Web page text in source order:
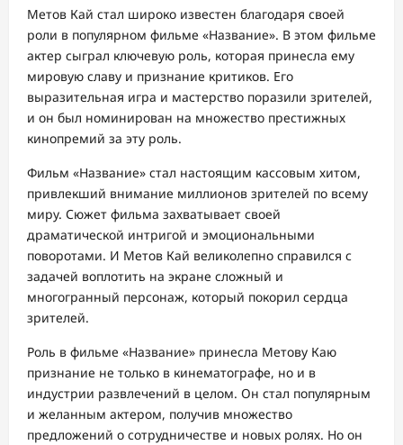
Метов Кай стал широко известен благодаря своей
роли в популярном фильме «Название». В этом фильме
актер сыграл ключевую роль, которая принесла ему
мировую славу и признание критиков. Его
выразительная игра и мастерство поразили зрителей,
и он был номинирован на множество престижных
кинопремий за эту роль.
Фильм «Название» стал настоящим кассовым хитом,
привлекший внимание миллионов зрителей по всему
миру. Сюжет фильма захватывает своей
драматической интригой и эмоциональными
поворотами. И Метов Кай великолепно справился с
задачей воплотить на экране сложный и
многогранный персонаж, который покорил сердца
зрителей.
Роль в фильме «Название» принесла Метову Каю
признание не только в кинематографе, но и в
индустрии развлечений в целом. Он стал популярным
и желанным актером, получив множество
предложений о сотрудничестве и новых ролях. Но он